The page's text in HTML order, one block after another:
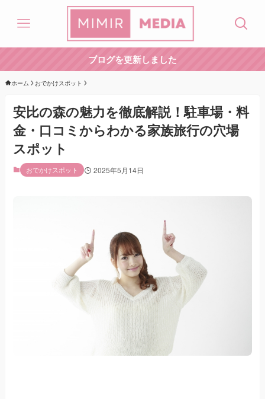
ブログを更新しました
ホーム おでかけスポット
安比の森の魅力を徹底解説！駐車場・料
金・口コミからわかる家族旅行の穴場
スポット
おでかけスポット 2025年5月14日